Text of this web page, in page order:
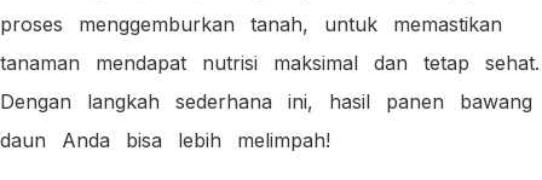
proses menggemburkan tanah, untuk memastikan
tanaman mendapat nutrisi maksimal dan tetap sehat.
Dengan langkah sederhana ini, hasil panen bawang
daun Anda bisa lebih melimpah!